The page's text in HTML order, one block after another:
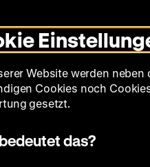
Modus
umschalten
Website werden
Cookies noch
gesetzt.
das?